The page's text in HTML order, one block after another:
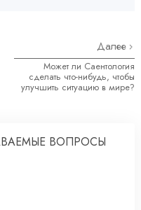
Далее
Может ли Саентология
сделать что-нибудь, чтобы
улучшить ситуацию в мире?
ВОПРОСЫ